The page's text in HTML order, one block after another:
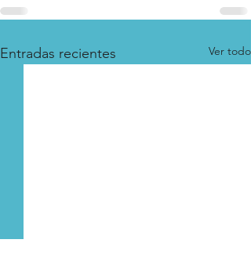
Entradas recientes Ver todo